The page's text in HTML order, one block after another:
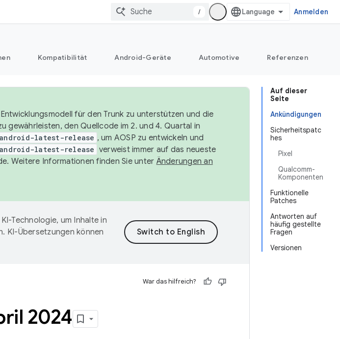
/ Anmelden
Kompatibilität Android-Geräte Automotive Referenzen
Auf dieser
Seite
Ankündigungen
Sicherheitspatc
hes
Pixel
Qualcomm-
Komponenten
Funktionelle
Patches
Antworten auf
häufig gestellte
Fragen
Versionen
für den Trunk zu unterstützen und die
gewährleisten, den Quellcode im 2. und 4. Quartal in
android-latest-release , um AOSP zu entwickeln und
android-latest-release verweist immer auf das neueste
Weitere Informationen finden Sie unter Änderungen an
Technologie, um Inhalte in
KI-Übersetzungen können
War das hilfreich?
2024